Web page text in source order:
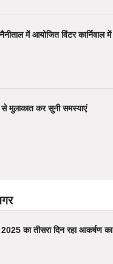
में आयोजित विंटर कार्निवाल में
मुलाकात कर सुनी समस्याएं
का तीसरा दिन रहा आकर्षण का